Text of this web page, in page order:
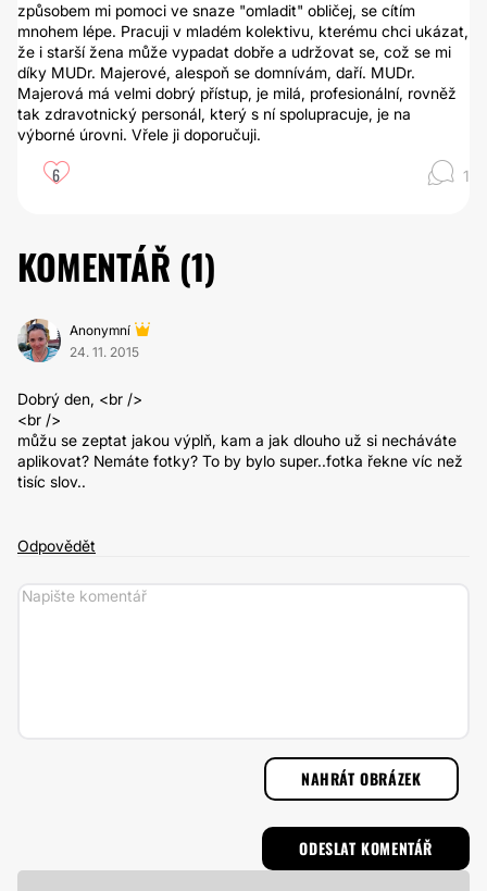
způsobem mi pomoci ve snaze "omladit" obličej, se cítím
mnohem lépe. Pracuji v mladém kolektivu, kterému chci ukázat,
že i starší žena může vypadat dobře a udržovat se, což se mi
díky MUDr. Majerové, alespoň se domnívám, daří. MUDr.
Majerová má velmi dobrý přístup, je milá, profesionální, rovněž
tak zdravotnický personál, který s ní spolupracuje, je na
výborné úrovni. Vřele ji doporučuji.
6 1
KOMENTÁŘ (1)
Anonymní
24. 11. 2015
Dobrý den, <br />
<br />
můžu se zeptat jakou výplň, kam a jak dlouho už si necháváte
aplikovat? Nemáte fotky? To by bylo super..fotka řekne víc než
tisíc slov..
Odpovědět
NAHRÁT OBRÁZEK